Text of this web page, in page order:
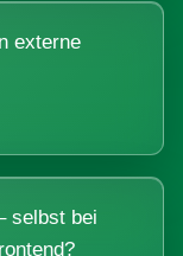
externe
selbst bei